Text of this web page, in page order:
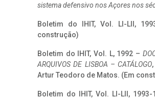
sistema defensivo nos Açores nos
Boletim do IHIT, Vol. LI-LII,
construção)
Boletim do IHIT, Vol. L, 1992 –
ARQUIVOS DE LISBOA – CATÁLOGO
Artur Teodoro de Matos. (Em
Boletim do IHIT, Vol. LI-LII, 1993-